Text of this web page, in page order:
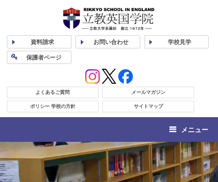
資料請求 お問い合わせ 学校見学
保護者ページ
よくあるご質問 メールマガジン
ポリシー 学校の方針 サイトマップ
メニュー